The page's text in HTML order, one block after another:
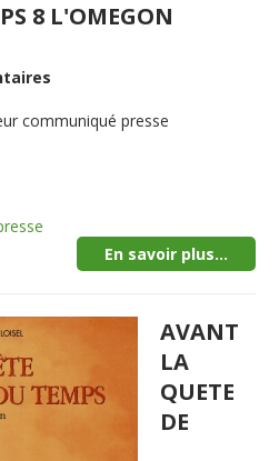
8 L'OMEGON
communiqué presse
En savoir plus...
AVANT
LA
QUETE
DE